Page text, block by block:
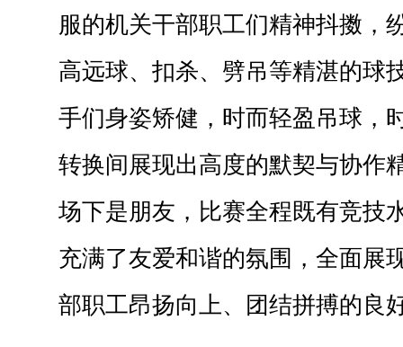
服的机关干部职工们精神抖擞，
高远球、扣杀、劈吊等精湛的球
手们身姿矫健，时而轻盈吊球，
转换间展现出高度的默契与协作
场下是朋友，比赛全程既有竞技
充满了友爱和谐的氛围，全面展
部职工昂扬向上、团结拼搏的良